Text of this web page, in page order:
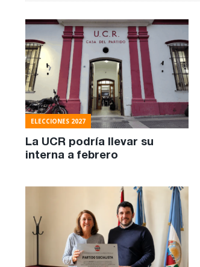
ELECCIONES 2027
La UCR podría llevar su
interna a febrero